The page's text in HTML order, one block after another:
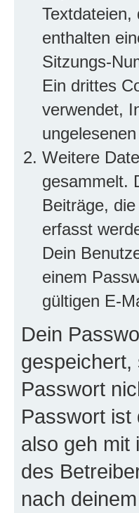
Textdateien,
enthalten
Sitzungs-
Ein drittes
verwendet,
Weitere
gesammelt.
Beiträge,
erfasst
Dein
einem
gültigen E-
Dein
Passwort
Passwort ist
also geh mit
des
nach